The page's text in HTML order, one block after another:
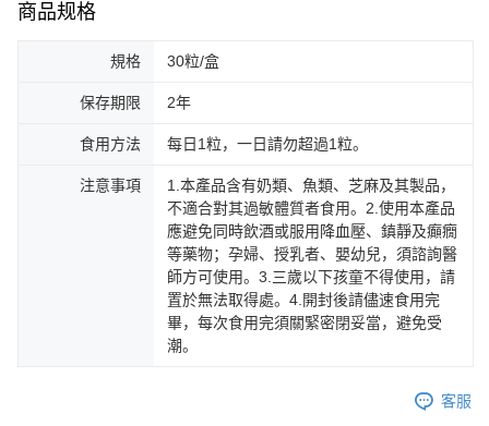
商品规格
規格 30粒/盒
保存期限 2年
食用方法 每日1粒，一日請勿超過1粒。
注意事項
1.本產品含有奶類、魚類、芝麻及其製品，
不適合對其過敏體質者食用。2.使用本產品
應避免同時飲酒或服用降血壓、鎮靜及癲癇
等藥物；孕婦、授乳者、嬰幼兒，須諮詢醫
師方可使用。3.三歲以下孩童不得使用，請
置於無法取得處。4.開封後請儘速食用完
畢，每次食用完須關緊密閉妥當，避免受
潮。
客服